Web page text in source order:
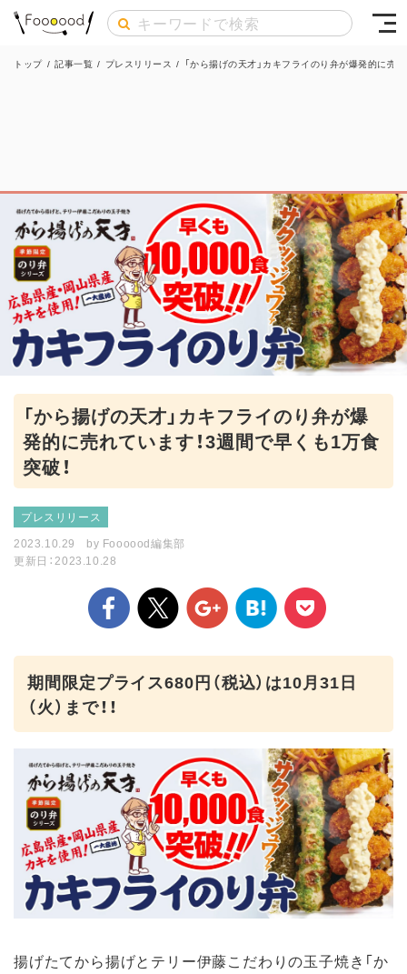
トップ / 記事一覧 / プレスリリース / 「から揚げの天才」カキフライのり弁が爆発的に売
「から揚げの天才」カキフライのり弁が爆
発的に売れています！3週間で早くも1万食
突破！
プレスリリース
2023.10.29
by Foooood編集部
更新日：2023.10.28
期間限定プライス680円（税込）は10月31日
（火）まで！！
揚げたてから揚げとテリー伊藤こだわりの玉子焼き「か